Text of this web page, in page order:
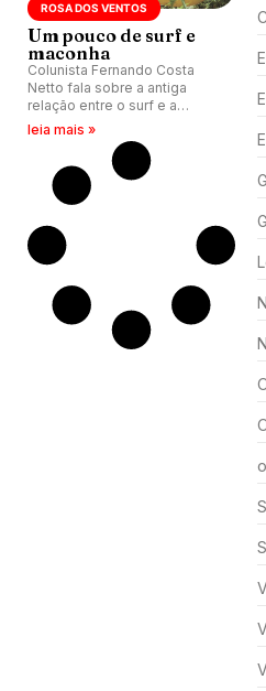
ROSA DOS VENTOS
Um pouco de surf e
maconha
Colunista Fernando Costa
Netto fala sobre a antiga
relação entre o surf e a
maconha.
leia mais »